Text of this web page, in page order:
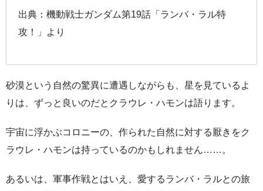
出典：機動戦士ガンダム第19話「ランバ・ラル特
攻！」より
砂漠という自然の驚異に遭遇しながらも、星を見ているよ
りは、ずっと良いのだとクラウレ・ハモンは語ります。
宇宙に浮かぶコロニーの、作られた自然に対する厭きをク
ラウレ・ハモンは持っているのかもしれません……。
あるいは、軍事作戦とはいえ、愛するランバ・ラルとの旅